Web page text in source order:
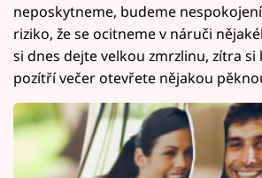
neposkytneme, budeme
riziko, že se ocitneme v náruči
si dnes dejte velkou zmrzlinu, zítra si
pozítří večer otevřete nějakou